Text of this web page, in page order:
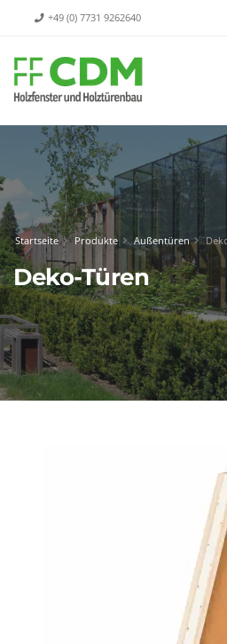
+49 (0) 7731 9262640
Startseite Produkte Außentüren
Deko-Türen